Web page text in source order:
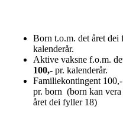
Born t.o.m. det året dei
kalenderår.
Aktive vaksne f.o.m.
100,- pr. kalenderår.
Familiekontingent
pr. born (born kan
året dei fyller 18)